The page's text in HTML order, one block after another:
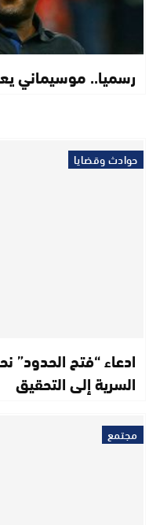
رسميا.. موسيماني
حوادث وقضايا
ادعاء “فتح الحدود”
السرية إلى التحقيق
مجتمع